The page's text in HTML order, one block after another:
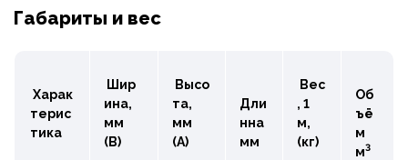
Габариты и вес
Харак
терис
тика
Шир
ина,
мм
(B)
Высо
та,
мм
(A)
Дли
нна
мм
Вес
, 1
м,
(кг)
Об
ъё
м
м3